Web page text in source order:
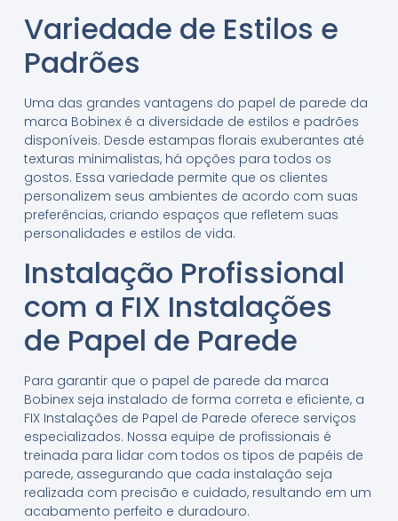
Variedade de Estilos e
Padrões
Uma das grandes vantagens do papel de parede da
marca Bobinex é a diversidade de estilos e padrões
disponíveis. Desde estampas florais exuberantes até
texturas minimalistas, há opções para todos os
gostos. Essa variedade permite que os clientes
personalizem seus ambientes de acordo com suas
preferências, criando espaços que refletem suas
personalidades e estilos de vida.
Instalação Profissional
com a FIX Instalações
de Papel de Parede
Para garantir que o papel de parede da marca
Bobinex seja instalado de forma correta e eficiente, a
FIX Instalações de Papel de Parede oferece serviços
especializados. Nossa equipe de profissionais é
treinada para lidar com todos os tipos de papéis de
parede, assegurando que cada instalação seja
realizada com precisão e cuidado, resultando em um
acabamento perfeito e duradouro.